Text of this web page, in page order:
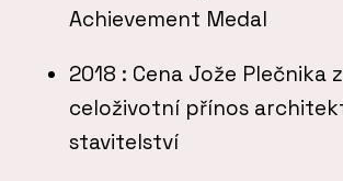
Achievement Medal
2018 : Cena Jože Plečnika
celoživotní přínos
stavitelství